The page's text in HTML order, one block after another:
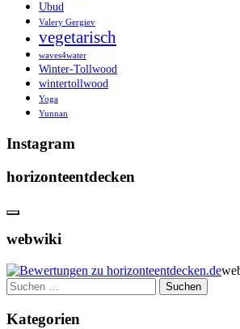
Ubud
Valery Gergiev
vegetarisch
waves4water
Winter-Tollwood
wintertollwood
Yoga
Yunnan
Instagram
horizonteentdecken
webwiki
Suchen
nach:
Kategorien